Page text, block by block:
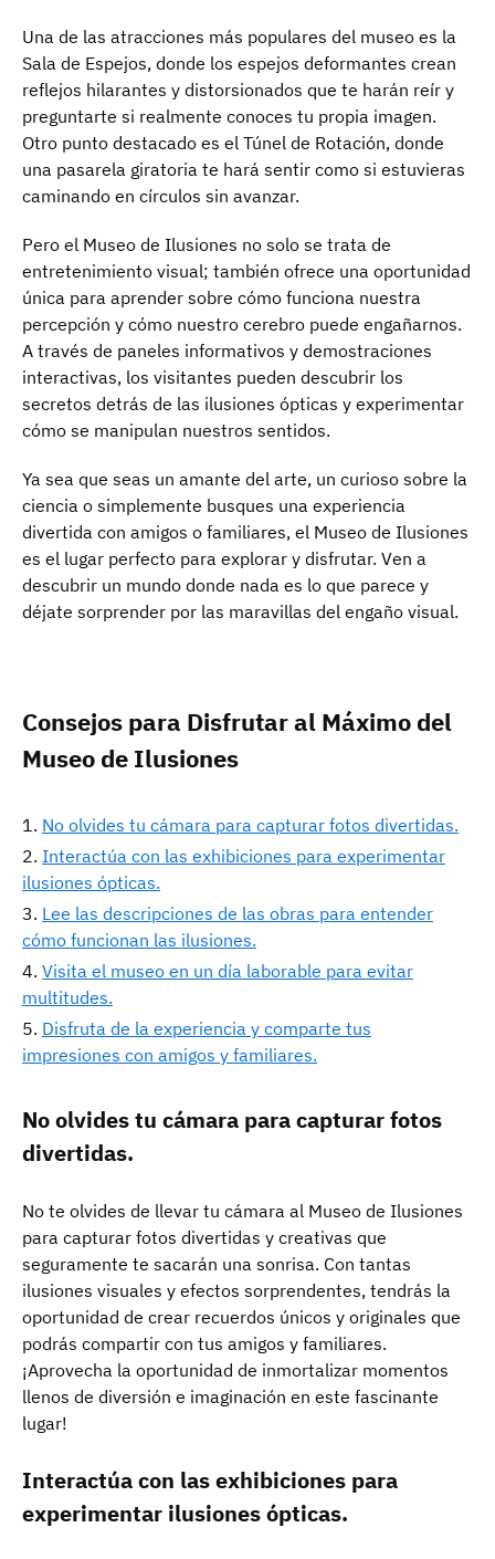
Una de las atracciones más populares del museo es la
Sala de Espejos, donde los espejos deformantes crean
reflejos hilarantes y distorsionados que te harán reír y
preguntarte si realmente conoces tu propia imagen.
Otro punto destacado es el Túnel de Rotación, donde
una pasarela giratoria te hará sentir como si estuvieras
caminando en círculos sin avanzar.
Pero el Museo de Ilusiones no solo se trata de
entretenimiento visual; también ofrece una oportunidad
única para aprender sobre cómo funciona nuestra
percepción y cómo nuestro cerebro puede engañarnos.
A través de paneles informativos y demostraciones
interactivas, los visitantes pueden descubrir los
secretos detrás de las ilusiones ópticas y experimentar
cómo se manipulan nuestros sentidos.
Ya sea que seas un amante del arte, un curioso sobre la
ciencia o simplemente busques una experiencia
divertida con amigos o familiares, el Museo de Ilusiones
es el lugar perfecto para explorar y disfrutar. Ven a
descubrir un mundo donde nada es lo que parece y
déjate sorprender por las maravillas del engaño visual.
Consejos para Disfrutar al Máximo del
Museo de Ilusiones
No olvides tu cámara para capturar fotos divertidas.
Interactúa con las exhibiciones para experimentar
ilusiones ópticas.
Lee las descripciones de las obras para entender
cómo funcionan las ilusiones.
Visita el museo en un día laborable para evitar
multitudes.
Disfruta de la experiencia y comparte tus
impresiones con amigos y familiares.
No olvides tu cámara para capturar fotos
divertidas.
No te olvides de llevar tu cámara al Museo de Ilusiones
para capturar fotos divertidas y creativas que
seguramente te sacarán una sonrisa. Con tantas
ilusiones visuales y efectos sorprendentes, tendrás la
oportunidad de crear recuerdos únicos y originales que
podrás compartir con tus amigos y familiares.
¡Aprovecha la oportunidad de inmortalizar momentos
llenos de diversión e imaginación en este fascinante
lugar!
Interactúa con las exhibiciones para
experimentar ilusiones ópticas.